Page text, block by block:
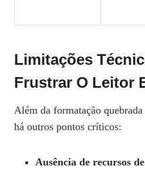
Limitações
Frustrar O Leitor
Além da formatação
há outros pontos críticos:
Ausência de recursos